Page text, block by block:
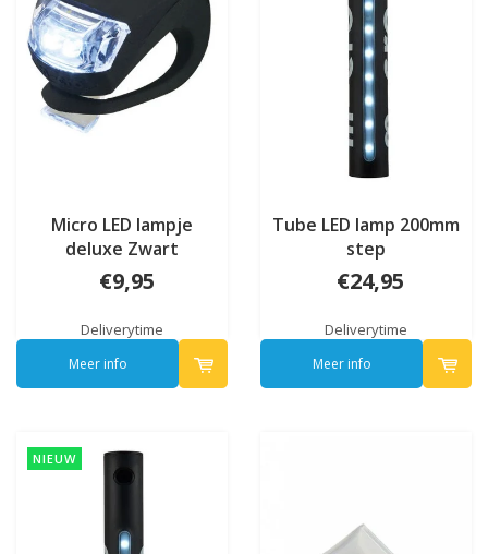
Micro LED lampje
deluxe Zwart
€9,95
Deliverytime
Meer info
Tube LED lamp 200mm
step
€24,95
Deliverytime
Meer info
NIEUW